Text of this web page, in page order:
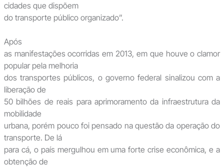
cidades que dispõem
do transporte público organizado”.
Após
as manifestações ocorridas em 2013, em que houve o clamor
popular pela melhoria
dos transportes públicos, o governo federal sinalizou com a
liberação de
50 bilhões de reais para aprimoramento da infraestrutura da
mobilidade
urbana, porém pouco foi pensado na questão da operação do
transporte. De lá
para cá, o país mergulhou em uma forte crise econômica, e a
obtenção de